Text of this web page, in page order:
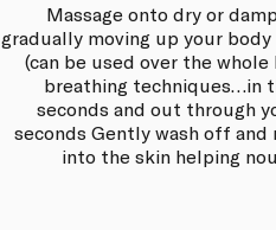
Massage onto dry or
gradually moving up your
(can be used over the
breathing techniques…in
seconds and out through
seconds Gently wash off and
into the skin helping